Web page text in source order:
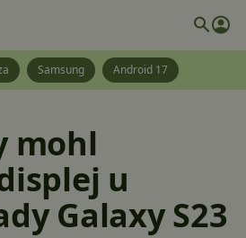
Samsung Android 17
mohl
u
Galaxy S23